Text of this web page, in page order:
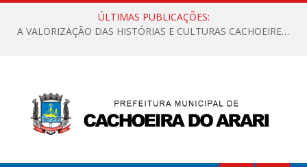
ÚLTIMAS PUBLICAÇÕES:
A VALORIZAÇÃO DAS HISTÓRIAS E CULTURAS CACHOEIRENSES